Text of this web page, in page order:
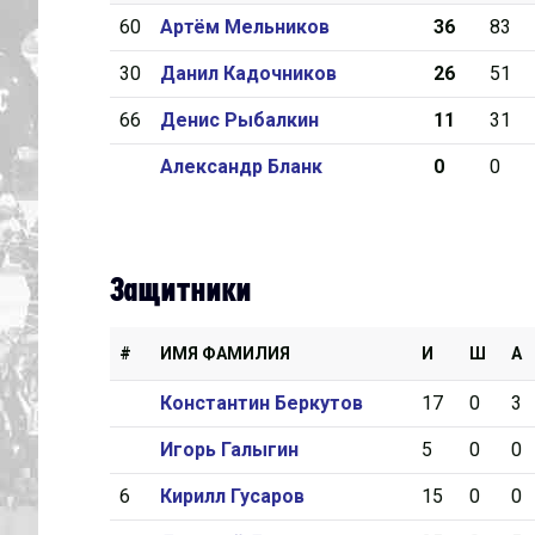
Дивизион Серебряный
АКМ-Юниор
Амурские Тигры
СМО МХК Атлант
60 Артём Мельников 36 83
30 Данил Кадочников 26 51
66 Денис Рыбалкин 11 31
Александр Бланк 0 0
Защитники
# ИМЯ ФАМИЛИЯ И Ш А
Константин Беркутов 17 0 3
Игорь Галыгин 5 0 0
6 Кирилл Гусаров 15 0 0